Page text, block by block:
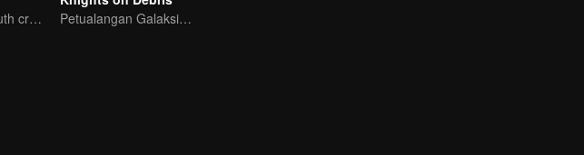
An ordinary youth crossing as a villain into the book and abusing the hero!
Petualangan Galaksi, Pertempuran Berdarah di Puing-Puing!